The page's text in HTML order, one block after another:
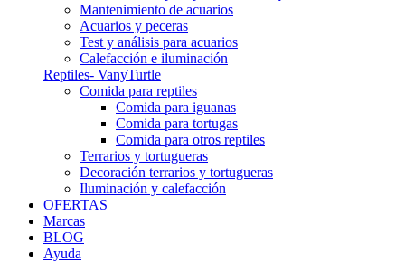
Mantenimiento de acuarios
Acuarios y peceras
Test y análisis para acuarios
Calefacción e iluminación
Reptiles- VanyTurtle
Comida para reptiles
Comida para iguanas
Comida para tortugas
Comida para otros reptiles
Terrarios y tortugueras
Decoración terrarios y tortugueras
Iluminación y calefacción
OFERTAS
Marcas
BLOG
Ayuda